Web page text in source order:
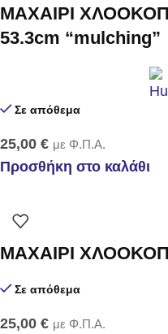
ΜΑΧΑΙΡΙ
53.3cm “mulching”
Σε απόθεμα
25,00 € με Φ.Π.Α.
Προσθήκη στο καλάθι
ΜΑΧΑΙΡΙ
Σε απόθεμα
25,00 € με Φ.Π.Α.